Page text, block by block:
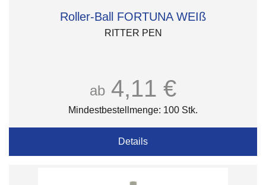
Roller-Ball FORTUNA WEIß
RITTER PEN
ab 4,11 €
Mindestbestellmenge: 100 Stk.
Details